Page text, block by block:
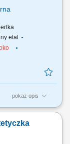
etat
pokaż opis